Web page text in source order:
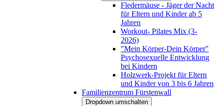
Fledermäuse - Jäger der Nacht
für Eltern und Kinder ab 5
Jahren
Workout- Pilates Mix (3-
2026)
"Mein Körper-Dein Körper"
Psychosexuelle Entwicklung
bei Kindern
Holzwerk-Projekt für Eltern
und Kinder von 3 bis 6 Jahren
Familienzentrum Fürstenwall
Dropdown umschalten